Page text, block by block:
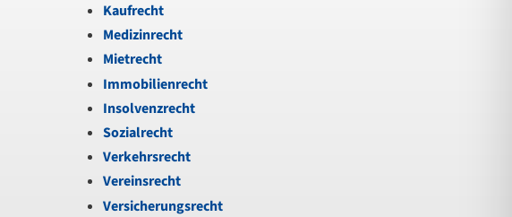
Kaufrecht
Medizinrecht
Mietrecht
Immobilienrecht
Insolvenzrecht
Sozialrecht
Verkehrsrecht
Vereinsrecht
Versicherungsrecht